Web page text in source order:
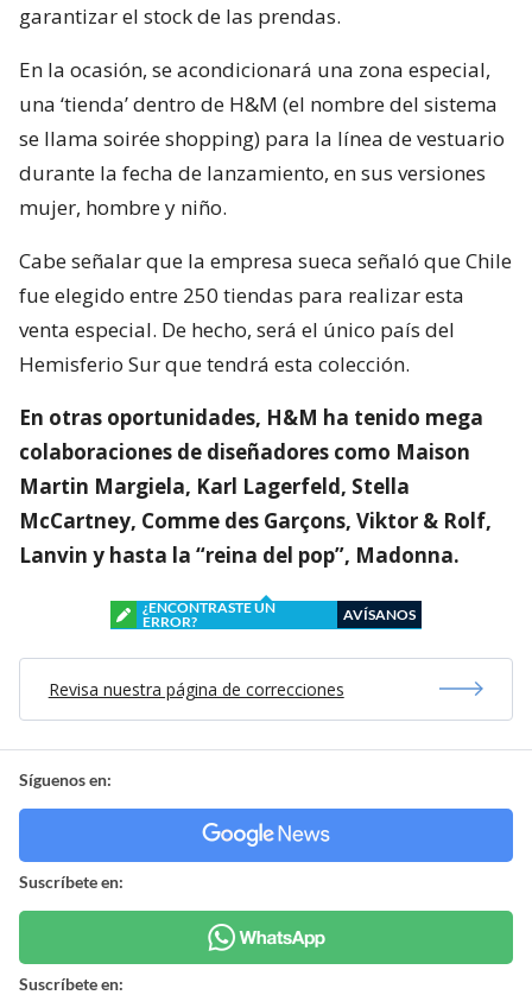
garantizar el stock de las prendas.
En la ocasión, se acondicionará una zona especial,
una ‘tienda’ dentro de H&M (el nombre del sistema
se llama soirée shopping) para la línea de vestuario
durante la fecha de lanzamiento, en sus versiones
mujer, hombre y niño.
Cabe señalar que la empresa sueca señaló que Chile
fue elegido entre 250 tiendas para realizar esta
venta especial. De hecho, será el único país del
Hemisferio Sur que tendrá esta colección.
En otras oportunidades, H&M ha tenido mega
colaboraciones de diseñadores como Maison
Martin Margiela, Karl Lagerfeld, Stella
McCartney, Comme des Garçons, Viktor & Rolf,
Lanvin y hasta la “reina del pop”, Madonna.
¿ENCONTRASTE UN
ERROR?
AVÍSANOS
Revisa nuestra página de correcciones
Síguenos en:
Suscríbete en:
Suscríbete en: